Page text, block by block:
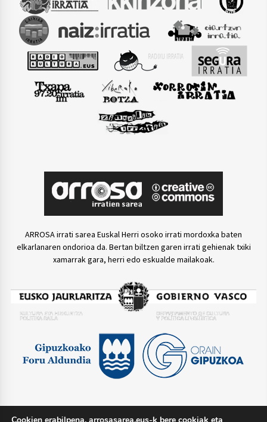
ARROSA irrati sarea Euskal Herri osoko irrati mordoxka baten
elkarlanaren ondorioa da. Bertan biltzen garen irrati gehienak txiki
xamarrak gara, herri edo eskualde mailakoak.